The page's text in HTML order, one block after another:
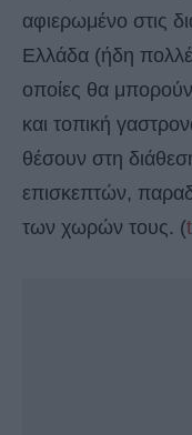
αφιερωμένο στις
Ελλάδα (ήδη
οποίες θα
και τοπική
θέσουν στη
επισκεπτών,
των χωρών τους. (